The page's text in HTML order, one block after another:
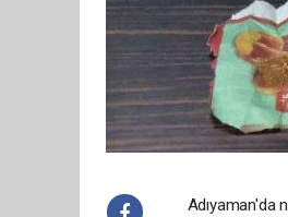
Adıyaman'da